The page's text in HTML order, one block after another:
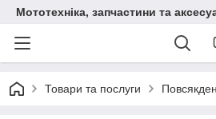
Мототехніка, запчастини та
Товари та послуги